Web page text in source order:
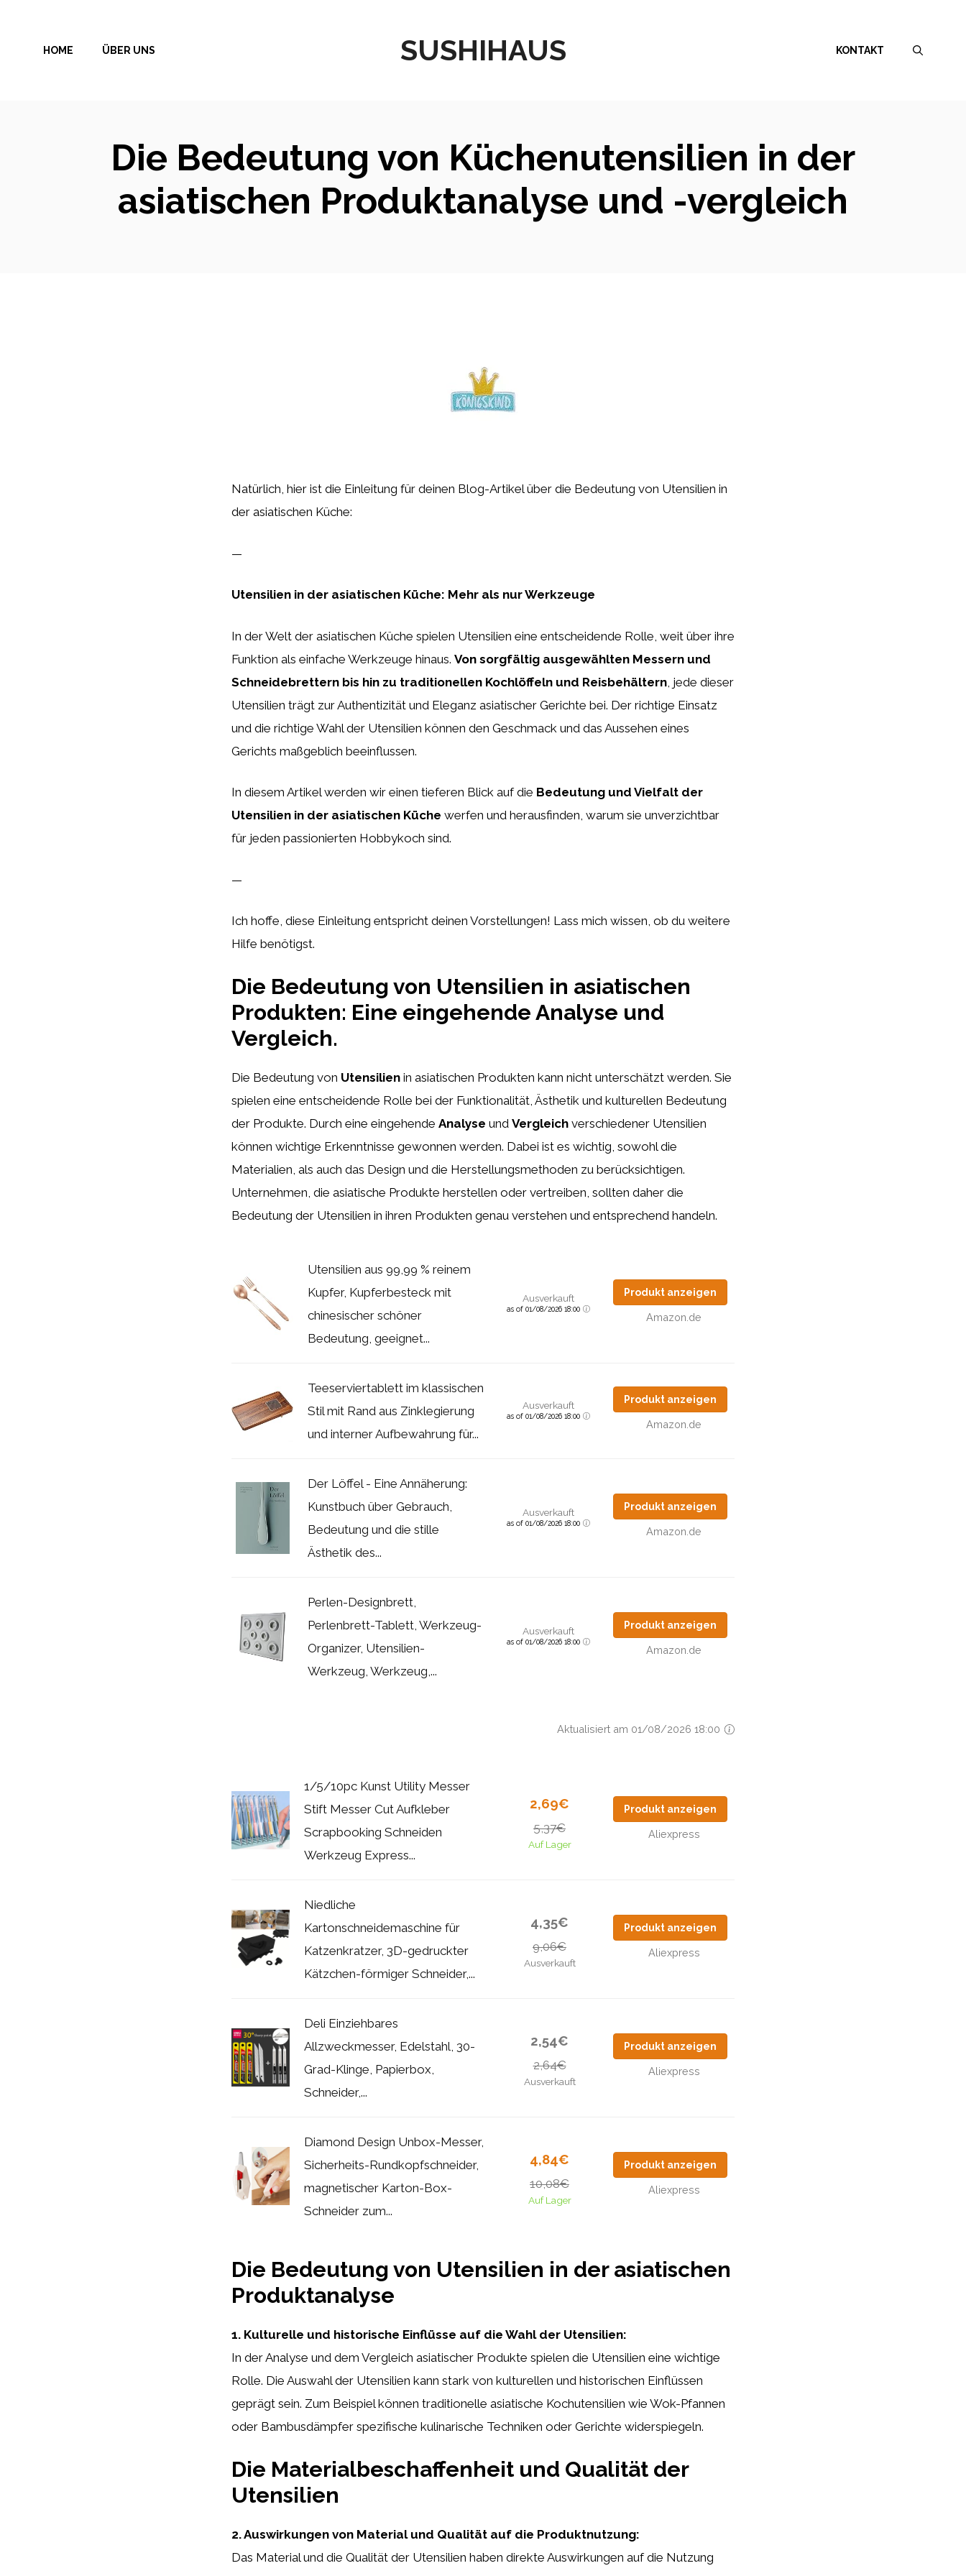
springen
SUSHIHAUS
HOME ÜBER UNS KONTAKT
Die Bedeutung von Küchenutensilien in der
asiatischen Produktanalyse und -vergleich
Natürlich, hier ist die Einleitung für deinen Blog-Artikel über die Bedeutung von Utensilien in
der asiatischen Küche:
—
Utensilien in der asiatischen Küche: Mehr als nur Werkzeuge
In der Welt der asiatischen Küche spielen Utensilien eine entscheidende Rolle, weit über ihre
Funktion als einfache Werkzeuge hinaus. Von sorgfältig ausgewählten Messern und
Schneidebrettern bis hin zu traditionellen Kochlöffeln und Reisbehältern , jede dieser
Utensilien trägt zur Authentizität und Eleganz asiatischer Gerichte bei. Der richtige Einsatz
und die richtige Wahl der Utensilien können den Geschmack und das Aussehen eines
Gerichts maßgeblich beeinflussen.
In diesem Artikel werden wir einen tieferen Blick auf die Bedeutung und Vielfalt der
Utensilien in der asiatischen Küche werfen und herausfinden, warum sie unverzichtbar
für jeden passionierten Hobbykoch sind.
—
Ich hoffe, diese Einleitung entspricht deinen Vorstellungen! Lass mich wissen, ob du weitere
Hilfe benötigst.
Die Bedeutung von Utensilien in asiatischen
Produkten: Eine eingehende Analyse und
Vergleich.
Die Bedeutung von Utensilien in asiatischen Produkten kann nicht unterschätzt werden. Sie
spielen eine entscheidende Rolle bei der Funktionalität, Ästhetik und kulturellen Bedeutung
der Produkte. Durch eine eingehende Analyse und Vergleich verschiedener Utensilien
können wichtige Erkenntnisse gewonnen werden. Dabei ist es wichtig, sowohl die
Materialien, als auch das Design und die Herstellungsmethoden zu berücksichtigen.
Unternehmen, die asiatische Produkte herstellen oder vertreiben, sollten daher die
Bedeutung der Utensilien in ihren Produkten genau verstehen und entsprechend handeln.
Utensilien aus 99,99 % reinem
Kupfer, Kupferbesteck mit
chinesischer schöner
Bedeutung, geeignet...
Ausverkauft
as of 01/08/2026 18:00
Produkt anzeigen
Amazon.de
Teeserviertablett im klassischen
Stil mit Rand aus Zinklegierung
und interner Aufbewahrung für...
Ausverkauft
as of 01/08/2026 18:00
Produkt anzeigen
Amazon.de
Der Löffel - Eine Annäherung:
Kunstbuch über Gebrauch,
Bedeutung und die stille
Ästhetik des...
Ausverkauft
as of 01/08/2026 18:00
Produkt anzeigen
Amazon.de
Perlen-Designbrett,
Perlenbrett-Tablett, Werkzeug-
Organizer, Utensilien-
Werkzeug, Werkzeug,...
Ausverkauft
as of 01/08/2026 18:00
Produkt anzeigen
Amazon.de
Aktualisiert am 01/08/2026 18:00
1/5/10pc Kunst Utility Messer
Stift Messer Cut Aufkleber
Scrapbooking Schneiden
Werkzeug Express...
2,69€
5,37€
Auf Lager
Produkt anzeigen
Aliexpress
Niedliche
Kartonschneidemaschine für
Katzenkratzer, 3D-gedruckter
Kätzchen-förmiger Schneider,...
4,35€
9,06€
Ausverkauft
Produkt anzeigen
Aliexpress
Deli Einziehbares
Allzweckmesser, Edelstahl, 30-
Grad-Klinge, Papierbox,
Schneider,...
2,54€
2,64€
Ausverkauft
Produkt anzeigen
Aliexpress
Diamond Design Unbox-Messer,
Sicherheits-Rundkopfschneider,
magnetischer Karton-Box-
Schneider zum...
4,84€
10,08€
Auf Lager
Produkt anzeigen
Aliexpress
Die Bedeutung von Utensilien in der asiatischen
Produktanalyse
1. Kulturelle und historische Einflüsse auf die Wahl der Utensilien:
In der Analyse und dem Vergleich asiatischer Produkte spielen die Utensilien eine wichtige
Rolle. Die Auswahl der Utensilien kann stark von kulturellen und historischen Einflüssen
geprägt sein. Zum Beispiel können traditionelle asiatische Kochutensilien wie Wok-Pfannen
oder Bambusdämpfer spezifische kulinarische Techniken oder Gerichte widerspiegeln.
Die Materialbeschaffenheit und Qualität der
Utensilien
2. Auswirkungen von Material und Qualität auf die Produktnutzung:
Das Material und die Qualität der Utensilien haben direkte Auswirkungen auf die Nutzung